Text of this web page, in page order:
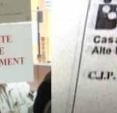
din zona Metro,
muncă în Baia Mare.
Expoziția
cea de-a VIII-a